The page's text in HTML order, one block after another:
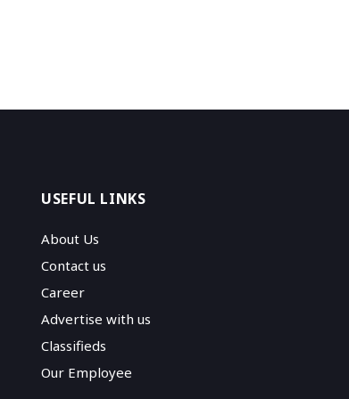
USEFUL LINKS
About Us
Contact us
Career
Advertise with us
Classifieds
Our Employee